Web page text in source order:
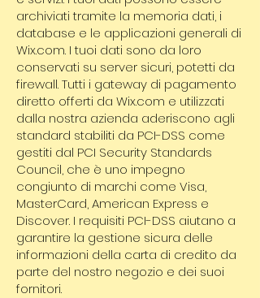
archiviati tramite la memoria dati, i
database e le applicazioni generali di
Wix.com. I tuoi dati sono da loro
conservati su server sicuri, potetti da
firewall. Tutti i gateway di pagamento
diretto offerti da Wix.com e utilizzati
dalla nostra azienda aderiscono agli
standard stabiliti da PCI-DSS come
gestiti dal PCI Security Standards
Council, che è uno impegno
congiunto di marchi come Visa,
MasterCard, American Express e
Discover. I requisiti PCI-DSS aiutano a
garantire la gestione sicura delle
informazioni della carta di credito da
parte del nostro negozio e dei suoi
fornitori.